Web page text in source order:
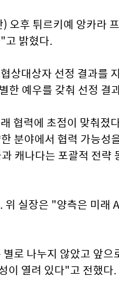
오후 튀르키예 앙카라
고 밝혔다.
상대상자 선정 결과를
한 예우를 갖춰 선정
협력에 초점이 맞춰
분야에서 협력 가능
캐나다는 포괄적 전략
실장은 "양측은 미래
로 나누지 않았고 앞
이 열려 있다"고 전했다.